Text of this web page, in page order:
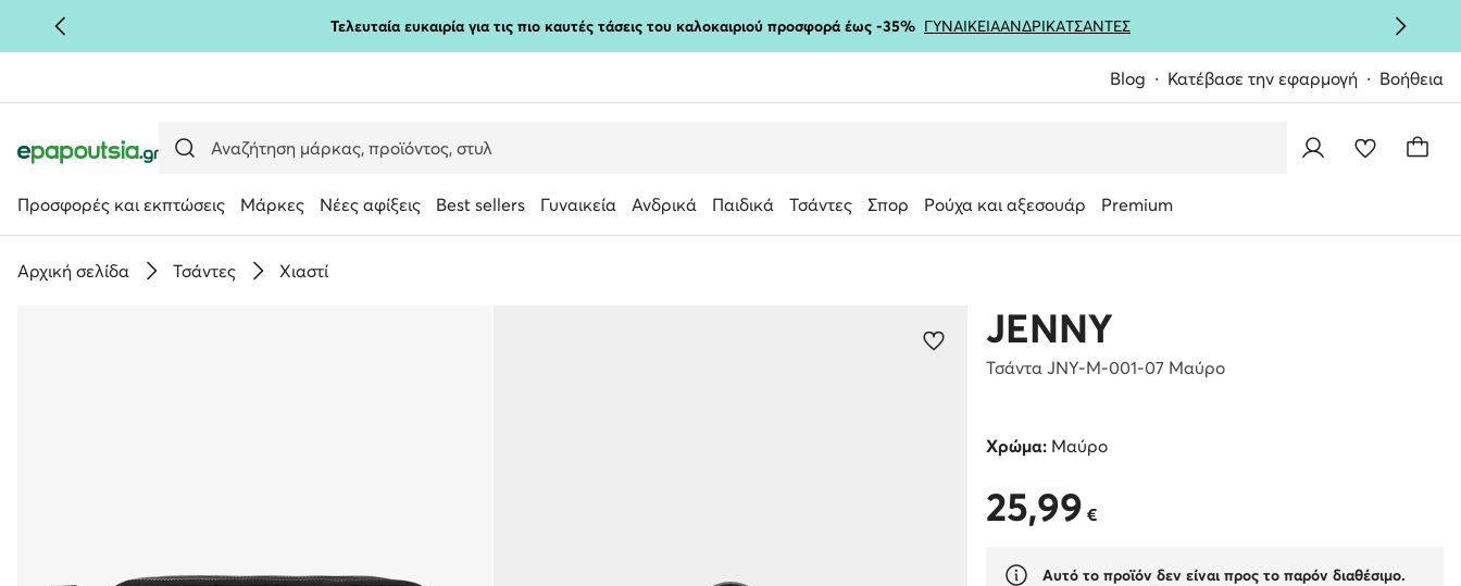
ΜΕΤΆΒΑΣΗ ΣΤΟ ΚΎΡΙΟ ΠΕΡΙΕΧΌΜΕΝΟΤελευταία ευκαιρία για τις πιο καυτές τάσεις του καλοκαιριού προσφορά έως -35% ΓΥΝΑΙΚΕΙΑΑΝΔΡΙΚΑΤΣΑΝΤΕΣ
Blog Κατέβασε την εφαρμογή Βοήθεια
Προσφορές και εκπτώσεις Μάρκες Νέες αφίξεις Best sellers Γυναικεία Ανδρικά Παιδικά Τσάντες Σπορ Ρούχα και αξεσουάρ Premium
Αρχική σελίδα Τσάντες Χιαστί
JENNY
Τσάντα JNY-M-001-07 Μαύρο
Χρώμα:Μαύρο
25,99 €
25,99 €
Αυτό το προϊόν δεν είναι προς το παρόν διαθέσιμο.